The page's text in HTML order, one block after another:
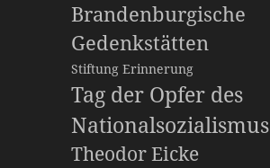
Brandenburgische
Gedenkstätten
Stiftung Erinnerung
Tag der Opfer des
Nationalsozialismus
Theodor Eicke